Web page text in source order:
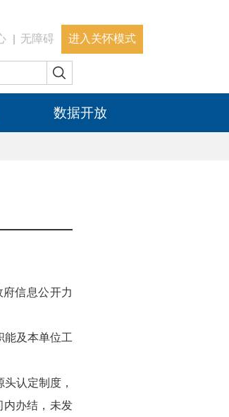
无障碍 进入关怀模式
数据开放
信息公开力
能及本单位工
认定制度，
内办结，未发